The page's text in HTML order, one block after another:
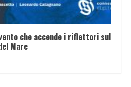
che accende i riflettori sul
Mare